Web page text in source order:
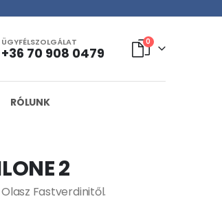
ÜGYFÉLSZOLGÁLAT
+36 70 908 0479
0
RÓLUNK
2
Fastverdinitől.